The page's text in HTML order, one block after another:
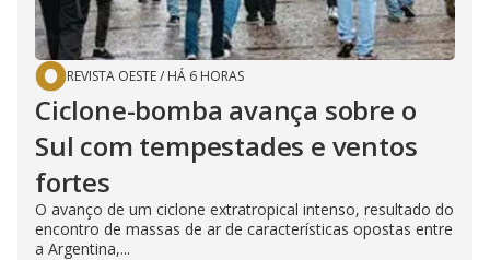
REVISTA OESTE/ HÁ 6 HORAS
Ciclone-bomba avança sobre o
Sul com tempestades e ventos
fortes
O avanço de um ciclone extratropical intenso, resultado do
encontro de massas de ar de características opostas entre
a Argentina,...